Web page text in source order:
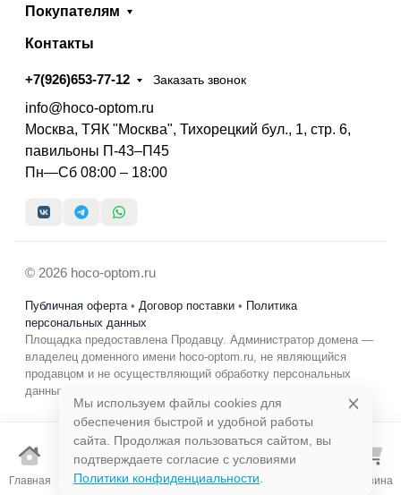
Главная Каталог Поиск Корзина
Покупателям
Контакты
+7(926)653-77-12 Заказать звонок
info@hoco-optom.ru
Москва, ТЯК "Москва", Тихорецкий бул., 1, стр. 6,
павильоны П-43–П45
Пн—Сб 08:00 – 18:00
© 2026 hoco-optom.ru
Публичная оферта• Договор поставки • Политика
персональных данных
Площадка предоставлена Продавцу. Администратор домена —
владелец доменного имени hoco-optom.ru, не являющийся
продавцом и не осуществляющий обработку персональных
данных в коммерческих целях.
Мы используем файлы cookies для
обеспечения быстрой и удобной работы
сайта. Продолжая пользоваться сайтом, вы
подтверждаете согласие с условиями
Политики конфиденциальности